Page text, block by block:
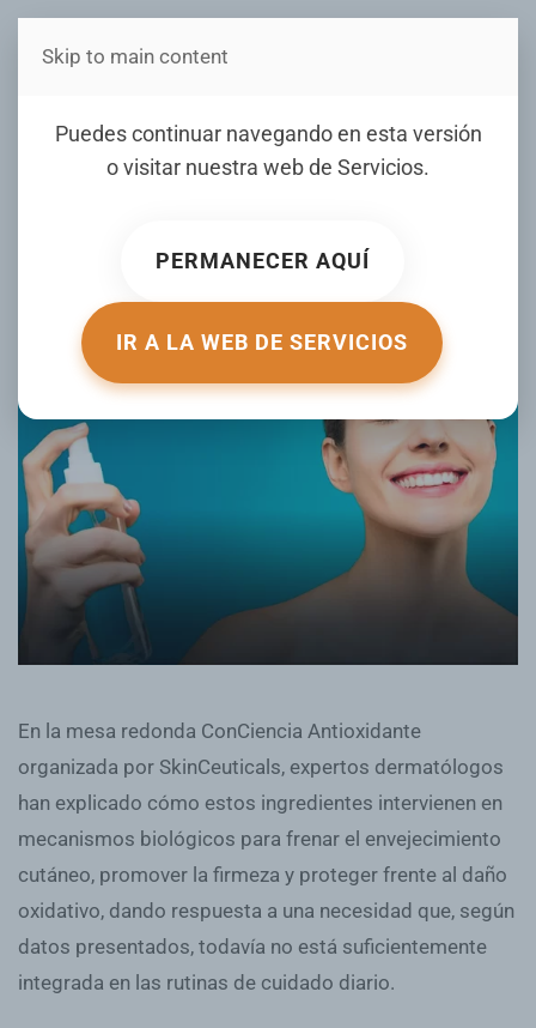
Estás en Telenord Medios
Puedes continuar navegando en esta versión
o visitar nuestra web de Servicios.
PERMANECER AQUÍ
IR A LA WEB DE SERVICIOS
Skip to main content
El poder de los
antioxidantes: mucho más
ESCRITO POR DIARIOLIBRE.COM EL25 MARZO 2026
En la mesa redonda ConCiencia Antioxidante
organizada por SkinCeuticals, expertos dermatólogos
han explicado cómo estos ingredientes intervienen en
mecanismos biológicos para frenar el envejecimiento
cutáneo, promover la firmeza y proteger frente al daño
oxidativo, dando respuesta a una necesidad que, según
datos presentados, todavía no está suficientemente
integrada en las rutinas de cuidado diario.